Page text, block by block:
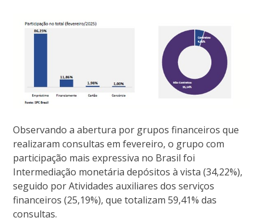
Observando a abertura por grupos financeiros que
realizaram consultas em fevereiro, o grupo com
participação mais expressiva no Brasil foi
Intermediação monetária depósitos à vista (34,22%),
seguido por Atividades auxiliares dos serviços
financeiros (25,19%), que totalizam 59,41% das
consultas.